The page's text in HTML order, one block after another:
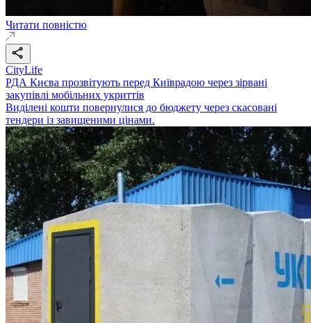
Читати повністю
CityLife
РДА Києва прозвітують перед Київрадою через зірвані
закупівлі мобільних укриттів
Виділені кошти повернулися до бюджету через скасовані
тендери із завищеними цінами.